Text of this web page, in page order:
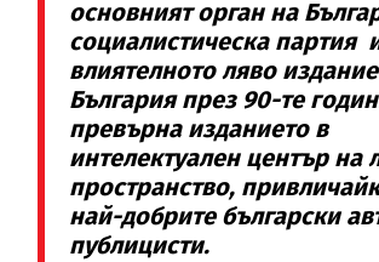
основният орган на
социалистическа партия
влиятелното ляво
България през 90-те
превърна изданието в
интелектуален център на
пространство,
най-добрите български
публицисти.